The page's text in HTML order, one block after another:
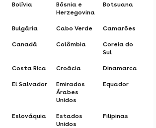
Bolívia
Bósnia e
Herzegovina
Botsuana
Bulgária Cabo Verde Camarões
Canadá Colômbia
Coreia do
Sul
Costa Rica Croácia Dinamarca
El Salvador
Emirados
Árabes
Unidos
Equador
Eslováquia
Estados
Unidos
Filipinas